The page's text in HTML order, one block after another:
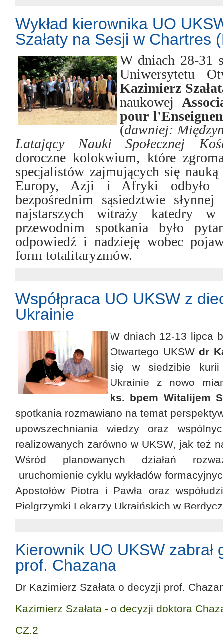
Wykład kierownika UO
Szałaty na Sesji w Chartres
W dniach 28-31
Uniwersytetu
Kazimierz
naukowej
pour l'E
(dawniej:
Latający NaukiSpołecznej Koś
doroczne kolokwium, które
specjalistów zajmujących się nauką
Europy, Azji i Afryki odbyło
bezpośrednim sąsiedztwie
najstarszych witraży katedry w
przewodnim spotkania było
odpowiedź i nadzieję wobec
form totalitaryzmów.
Współpraca UO UKSW z
Ukrainie
W dniach 12-13 lipca
Otwartego UKSWdr
się w siedzibie
Ukrainie z nowo
ks. bpem Witalijem
spotkania rozmawiano na temat
upowszechniania wiedzy oraz
realizowanych zarówno w UKSW, jak też
Wśród planowanych działań
uruchomienie cyklu wykładów
Apostołów Piotra i Pawła oraz
Pielgrzymki Lekarzy Ukraińskich w
Kierownik UO UKSW zabrał
prof. Chazana
Dr Kazimierz Szałata o decyzji prof.
Kazimierz Szałata - o decyzji doktora
CZ.2